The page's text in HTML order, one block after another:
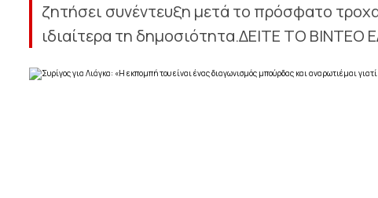
ζητήσει συνέντευξη μετά το πρόσφατο
ιδιαίτερα τη δημοσιότητα.ΔΕΙΤΕ ΤΟ ΒΙΝΤΕΟ